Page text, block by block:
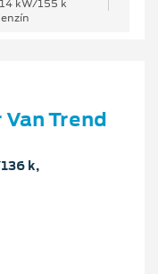
kW/155 k
Trend
k,